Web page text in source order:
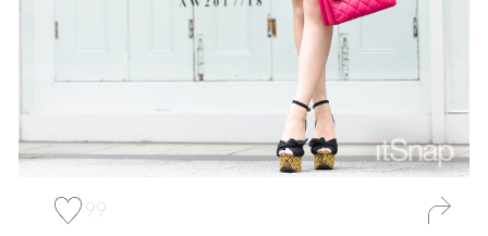
99